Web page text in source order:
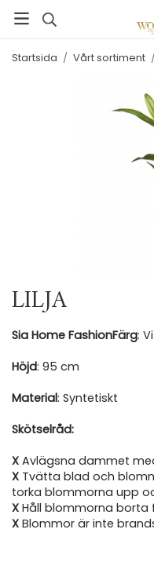
Startsida / Vårt sortiment
LILJA
Sia Home FashionFärg:
Höjd: 95 cm
Material: Syntetiskt
Skötselråd:
X Avlägsna dammet
X Tvätta blad och
torka blommorna upp
X Håll blommorna borta
X Blommor är inte